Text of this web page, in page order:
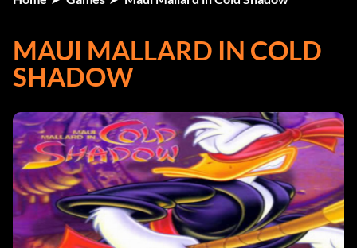
MAUI MALLARD IN COLD
SHADOW